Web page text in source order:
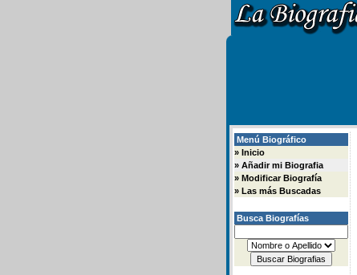
Menú Biográfico
» Inicio
» Añadir mi Biografia
» Modificar Biografía
» Las más Buscadas
Busca Biografías